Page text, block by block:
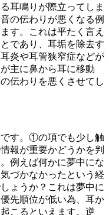
耳鳴りが際立ってしま
の伝わりが悪くなる例
す。これは平たく言え
であり、耳垢を除去す
炎や耳管狭窄症などが
主に鼻から耳に移動
伝わりを悪くさせてし
す。①の項でも少し触
報が重要かどうかを判
例えば何かに夢中にな
づかなかったという経
ょうか？これは夢中に
先順位が低い為、耳か
こるといえます。逆